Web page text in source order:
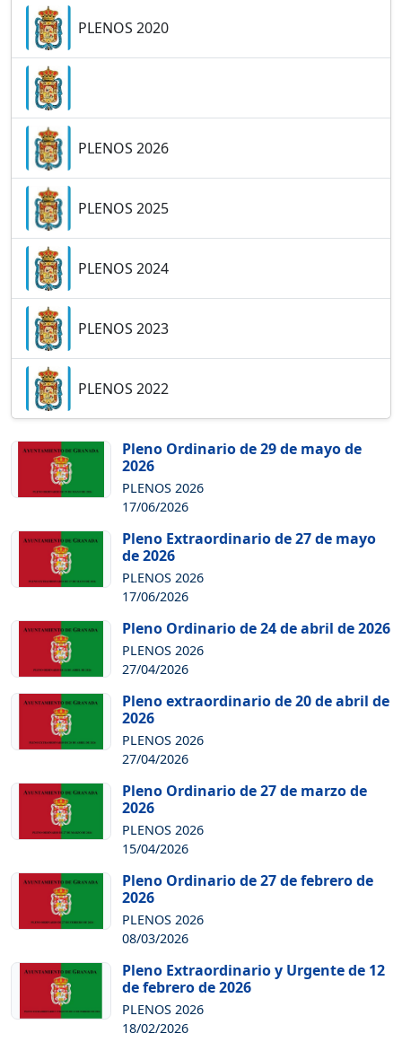
PLENOS 2020
PLENOS 2026
PLENOS 2025
PLENOS 2024
PLENOS 2023
PLENOS 2022
Pleno Ordinario de 29 de mayo de
2026
PLENOS 2026
17/06/2026
Pleno Extraordinario de 27 de mayo
de 2026
PLENOS 2026
17/06/2026
Pleno Ordinario de 24 de abril de 2026
PLENOS 2026
27/04/2026
Pleno extraordinario de 20 de abril de
2026
PLENOS 2026
27/04/2026
Pleno Ordinario de 27 de marzo de
2026
PLENOS 2026
15/04/2026
Pleno Ordinario de 27 de febrero de
2026
PLENOS 2026
08/03/2026
Pleno Extraordinario y Urgente de 12
de febrero de 2026
PLENOS 2026
18/02/2026